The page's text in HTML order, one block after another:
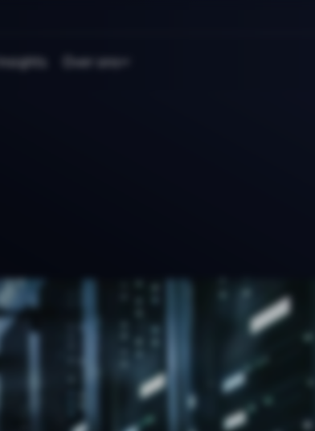
Insights Over ons